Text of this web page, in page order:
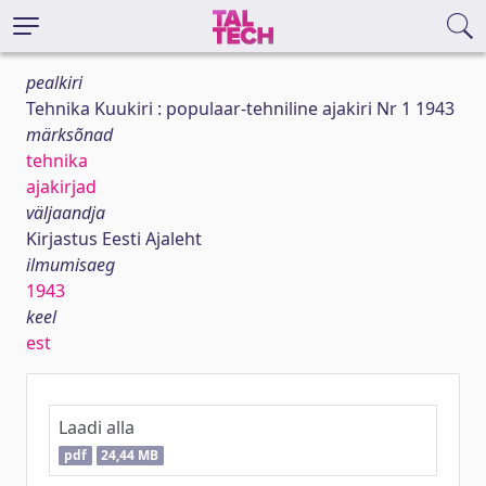
pealkiri
Tehnika Kuukiri : populaar-tehniline ajakiri Nr 1 1943
märksõnad
tehnika
ajakirjad
väljaandja
Kirjastus Eesti Ajaleht
ilmumisaeg
1943
keel
est
Laadi alla
pdf 24,44 MB